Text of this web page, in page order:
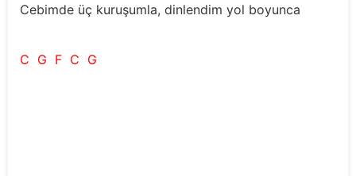
Cebimde üç kuruşumla, dinlendim yol boyunca
C G F C G